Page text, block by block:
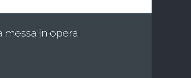
messa in opera